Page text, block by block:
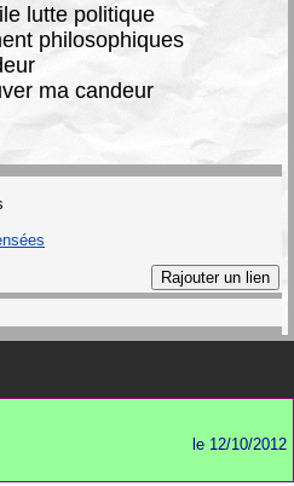
lutte politique
philosophiques
ma candeur
le 12/10/2012